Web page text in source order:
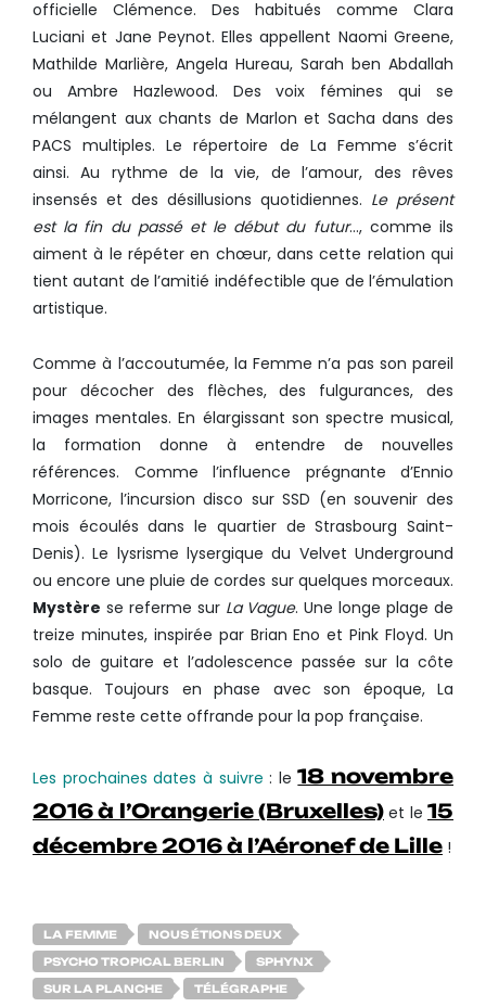
officielle Clémence. Des habitués comme Clara
Luciani et Jane Peynot. Elles appellent Naomi Greene,
Mathilde Marlière, Angela Hureau, Sarah ben Abdallah
ou Ambre Hazlewood. Des voix fémines qui se
mélangent aux chants de Marlon et Sacha dans des
PACS multiples. Le répertoire de La Femme s’écrit
ainsi. Au rythme de la vie, de l’amour, des rêves
insensés et des désillusions quotidiennes. Le présent
est la fin du passé et le début du futur…, comme ils
aiment à le répéter en chœur, dans cette relation qui
tient autant de l’amitié indéfectible que de l’émulation
artistique.
Comme à l’accoutumée, la Femme n’a pas son pareil
pour décocher des flèches, des fulgurances, des
images mentales. En élargissant son spectre musical,
la formation donne à entendre de nouvelles
références. Comme l’influence prégnante d’Ennio
Morricone, l’incursion disco sur SSD (en souvenir des
mois écoulés dans le quartier de Strasbourg Saint-
Denis). Le lysrisme lysergique du Velvet Underground
ou encore une pluie de cordes sur quelques morceaux.
Mystère se referme sur La Vague. Une longe plage de
treize minutes, inspirée par Brian Eno et Pink Floyd. Un
solo de guitare et l’adolescence passée sur la côte
basque. Toujours en phase avec son époque, La
Femme reste cette offrande pour la pop française.
Les prochaines dates à suivre : le18 novembre
2016 à l’Orangerie (Bruxelles) et le 15
décembre 2016 à l’Aéronef de Lille !
LA FEMME NOUS ÉTIONS DEUX
PSYCHO TROPICAL BERLIN SPHYNX
SUR LA PLANCHE TÉLÉGRAPHE